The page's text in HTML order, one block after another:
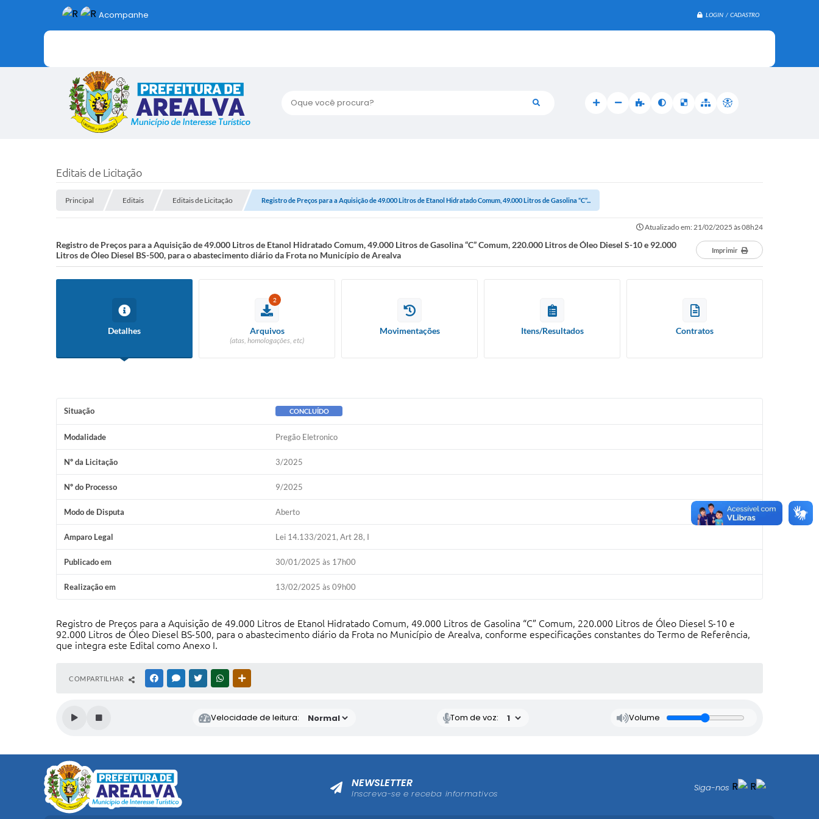
LOGIN / CADASTRO
Oque você procura?
Acompanhe
Editais de Licitação
Principal Editais Editais de Licitação Registro de Preços para a Aquisição de 49.000 Litros de Etanol Hidratado Comum, 49.000 Litros de Gasolina “C”...
Atualizado em: 21/02/2025 às 08h24
Registro de Preços para a Aquisição de 49.000 Litros de Etanol Hidratado Comum, 49.000 Litros de Gasolina “C” Comum, 220.000 Litros de Óleo Diesel S-10 e 92.000
Litros de Óleo Diesel BS-500, para o abastecimento diário da Frota no Município de Arealva
Imprimir
Detalhes
2
Arquivos
(atas, homologações, etc)
Movimentações Itens/Resultados Contratos
Situação CONCLUÍDO
Modalidade Pregão Eletronico
Nº da Licitação 3/2025
Nº do Processo 9/2025
Modo de Disputa Aberto
Amparo Legal Lei 14.133/2021, Art 28, I
Publicado em 30/01/2025 às 17h00
Realização em 13/02/2025 às 09h00
Registro de Preços para a Aquisição de 49.000 Litros de Etanol Hidratado Comum, 49.000 Litros de Gasolina “C” Comum, 220.000 Litros de Óleo Diesel S-10 e
92.000 Litros de Óleo Diesel BS-500, para o abastecimento diário da Frota no Município de Arealva, conforme especificações constantes do Termo de Referência,
que integra este Edital como Anexo I.
COMPARTILHAR FACEBOOKMESSENGER
TWITTERWHATSAPP
Velocidade de leitura: Tom de voz: Volume
Siga-nos
NEWSLETTER
Inscreva-se e receba informativos